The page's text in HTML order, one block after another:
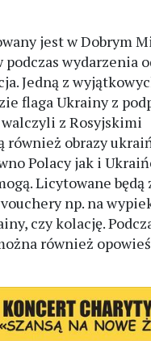
jest w Dobrym
podczas wydarzenia
Jedną z
flaga Ukrainy z
z Rosyjskimi
również obrazy
Polacy jak i
Licytowane będą
np. na
czy kolację.
również